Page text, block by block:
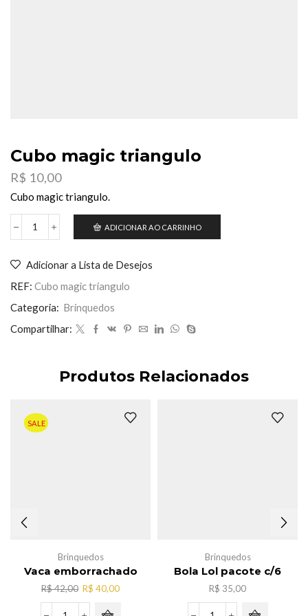
Cubo magic triangulo
R$ 10,00
Cubo magic triangulo.
Cubo
quantidade
ADICIONAR AO CARRINHO
Adicionar a Lista de Desejos
REF: Cubo magic triangulo
Categoria: Brinquedos
Compartilhar:
Produtos Relacionados
SALE
Brinquedos
Vaca emborrachado
R$42,00 O
preço
R$ 40,00O
Brinquedos
Bola Lol pacote c/6
R$ 35,00